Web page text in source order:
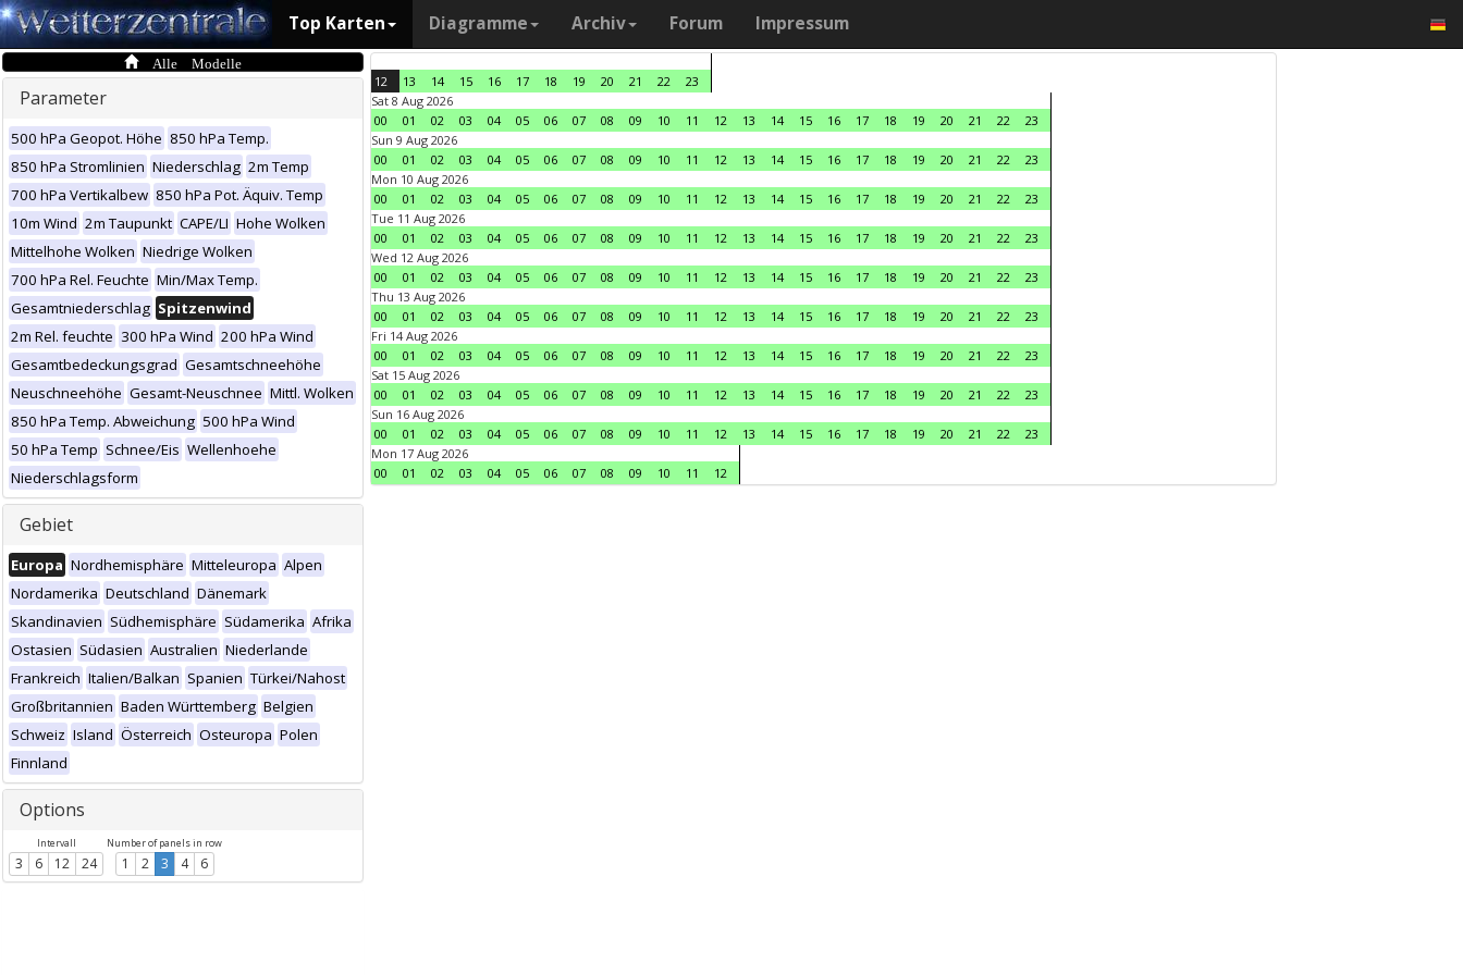
Top Karten Diagramme Archiv Forum Impressum
Alle Modelle
Parameter
500 hPa Geopot. Höhe 850 hPa Temp.
850 hPa Stromlinien Niederschlag 2m Temp
700 hPa Vertikalbew 850 hPa Pot. Äquiv. Temp
10m Wind 2m Taupunkt CAPE/LI Hohe Wolken
Mittelhohe Wolken Niedrige Wolken
700 hPa Rel. Feuchte Min/Max Temp.
Gesamtniederschlag Spitzenwind
2m Rel. feuchte 300 hPa Wind 200 hPa Wind
Gesamtbedeckungsgrad Gesamtschneehöhe
Neuschneehöhe Gesamt-Neuschnee Mittl. Wolken
850 hPa Temp. Abweichung 500 hPa Wind
50 hPa Temp Schnee/Eis Wellenhoehe
Niederschlagsform
Gebiet
Europa Nordhemisphäre Mitteleuropa Alpen
Nordamerika Deutschland Dänemark
Skandinavien Südhemisphäre Südamerika Afrika
Ostasien Südasien Australien Niederlande
Frankreich Italien/Balkan Spanien Türkei/Nahost
Großbritannien Baden Württemberg Belgien
Schweiz Island Österreich Osteuropa Polen
Finnland
Options
Intervall
3 6 12 24
Number of panels in row
1 2 3 4 6
12 13 14 15 16 17 18 19 20 21 22
23
Sat 8 Aug 2026
00
01 02 03 04 05 06 07 08 09 10 11 12 13 14 15 16 17 18 19 20 21 22
23
Sun 9 Aug 2026
00
01 02 03 04 05 06 07 08 09 10 11 12 13 14 15 16 17 18 19 20 21 22
23
Mon 10 Aug 2026
00
01 02 03 04 05 06 07 08 09 10 11 12 13 14 15 16 17 18 19 20 21 22
23
Tue 11 Aug 2026
00
01 02 03 04 05 06 07 08 09 10 11 12 13 14 15 16 17 18 19 20 21 22
23
Wed 12 Aug 2026
00
01 02 03 04 05 06 07 08 09 10 11 12 13 14 15 16 17 18 19 20 21 22
23
Thu 13 Aug 2026
00
01 02 03 04 05 06 07 08 09 10 11 12 13 14 15 16 17 18 19 20 21 22
23
Fri 14 Aug 2026
00
01 02 03 04 05 06 07 08 09 10 11 12 13 14 15 16 17 18 19 20 21 22
23
Sat 15 Aug 2026
00
01 02 03 04 05 06 07 08 09 10 11 12 13 14 15 16 17 18 19 20 21 22
23
Sun 16 Aug 2026
00
01 02 03 04 05 06 07 08 09 10 11 12 13 14 15 16 17 18 19 20 21 22
23
Mon 17 Aug 2026
00
01 02 03 04 05 06 07 08 09 10 11 12